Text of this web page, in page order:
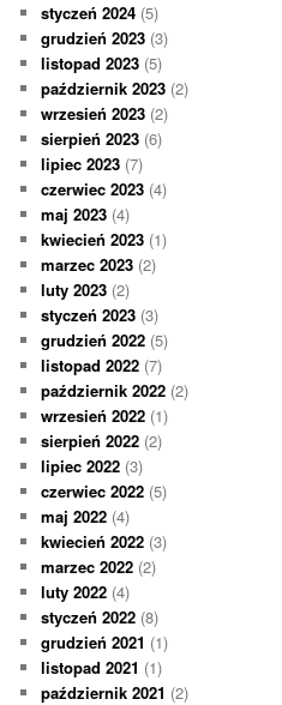
styczeń 2024 (5)
grudzień 2023 (3)
listopad 2023 (5)
październik 2023 (2)
wrzesień 2023 (2)
sierpień 2023 (6)
lipiec 2023 (7)
czerwiec 2023 (4)
maj 2023 (4)
kwiecień 2023 (1)
marzec 2023 (2)
luty 2023 (2)
styczeń 2023 (3)
grudzień 2022 (5)
listopad 2022 (7)
październik 2022 (2)
wrzesień 2022 (1)
sierpień 2022 (2)
lipiec 2022 (3)
czerwiec 2022 (5)
maj 2022 (4)
kwiecień 2022 (3)
marzec 2022 (2)
luty 2022 (4)
styczeń 2022 (8)
grudzień 2021 (1)
listopad 2021 (1)
październik 2021 (2)